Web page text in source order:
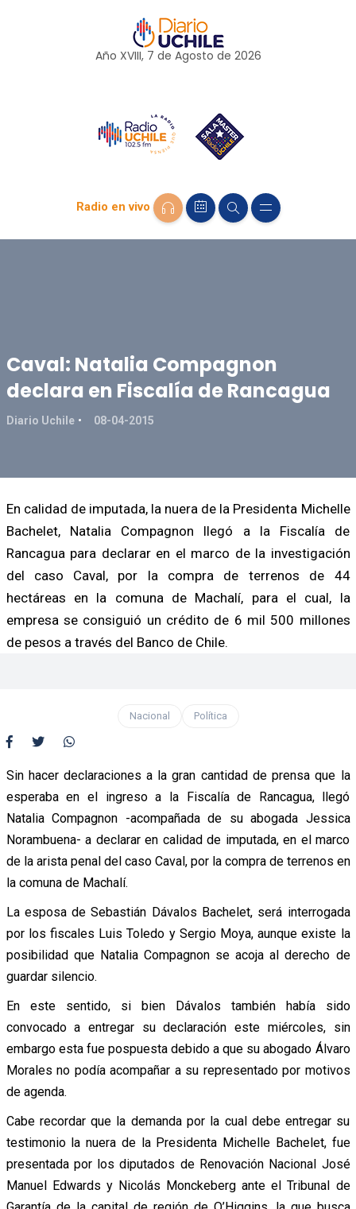
Año XVIII, 7 de Agosto de 2026
Radio en vivo
Caval: Natalia Compagnon
declara en Fiscalía de Rancagua
Diario Uchile 08-04-2015
En calidad de imputada, la nuera de la Presidenta Michelle
Bachelet, Natalia Compagnon llegó a la Fiscalía de
Rancagua para declarar en el marco de la investigación
del caso Caval, por la compra de terrenos de 44
hectáreas en la comuna de Machalí, para el cual, la
empresa se consiguió un crédito de 6 mil 500 millones
de pesos a través del Banco de Chile.
Nacional Política
Sin hacer declaraciones a la gran cantidad de prensa que la
esperaba en el ingreso a la Fiscalía de Rancagua, llegó
Natalia Compagnon -acompañada de su abogada Jessica
Norambuena- a declarar en calidad de imputada, en el marco
de la arista penal del caso Caval, por la compra de terrenos en
la comuna de Machalí.
La esposa de Sebastián Dávalos Bachelet, será interrogada
por los fiscales Luis Toledo y Sergio Moya, aunque existe la
posibilidad que Natalia Compagnon se acoja al derecho de
guardar silencio.
En este sentido, si bien Dávalos también había sido
convocado a entregar su declaración este miércoles, sin
embargo esta fue pospuesta debido a que su abogado Álvaro
Morales no podía acompañar a su representado por motivos
de agenda.
Cabe recordar que la demanda por la cual debe entregar su
testimonio la nuera de la Presidenta Michelle Bachelet, fue
presentada por los diputados de Renovación Nacional José
Manuel Edwards y Nicolás Monckeberg ante el Tribunal de